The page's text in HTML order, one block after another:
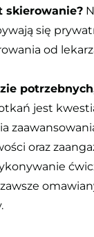
skierowanie?
się
od
jest
oraz